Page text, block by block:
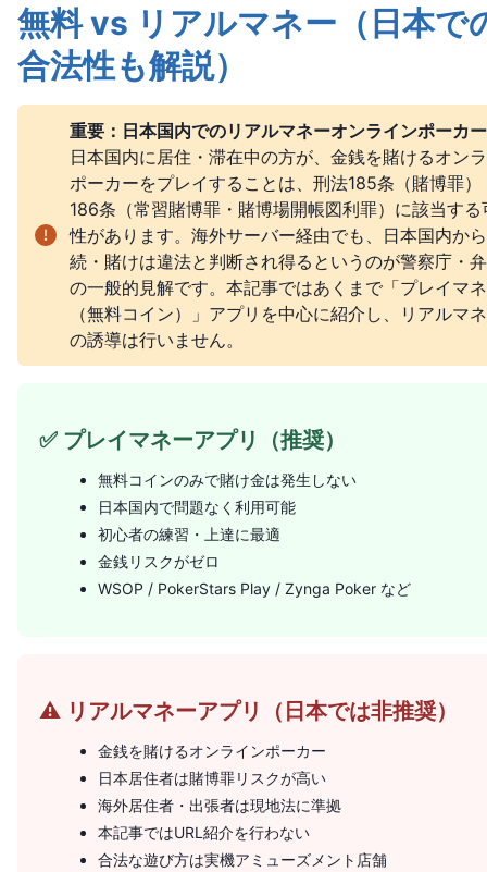
無料 vs リアルマネー（日本で
合法性も解説）
重要：日本国内でのリアルマネーオンラインポーカー
日本国内に居住・滞在中の方が、金銭を賭けるオン
ポーカーをプレイすることは、刑法185条（賭博罪）
186条（常習賭博罪・賭博場開帳図利罪）に該当する
性があります。海外サーバー経由でも、日本国内か
続・賭けは違法と判断され得るというのが警察庁・
の一般的見解です。本記事ではあくまで「プレイマ
（無料コイン）」アプリを中心に紹介し、リアルマ
の誘導は行いません。
✅ プレイマネーアプリ（推奨）
無料コインのみで賭け金は発生しない
日本国内で問題なく利用可能
初心者の練習・上達に最適
金銭リスクがゼロ
WSOP / PokerStars Play / Zynga Poker など
⚠️ リアルマネーアプリ（日本では非推奨）
金銭を賭けるオンラインポーカー
日本居住者は賭博罪リスクが高い
海外居住者・出張者は現地法に準拠
本記事ではURL紹介を行わない
合法な遊び方は実機アミューズメント店舗